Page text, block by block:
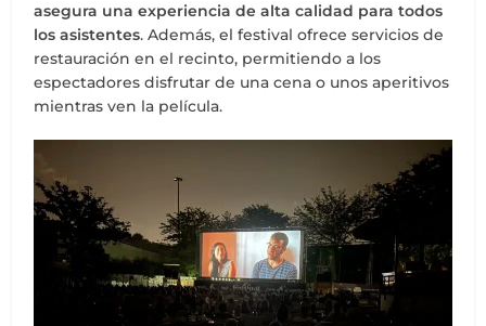
asegura una experiencia de alta calidad para todos
los asistentes. Además, el festival ofrece servicios de
restauración en el recinto, permitiendo a los
espectadores disfrutar de una cena o unos aperitivos
mientras ven la película.